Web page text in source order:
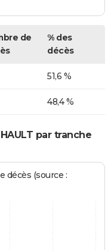
de
% des
décès
51,6 %
48,4 %
par tranche
décès (source :